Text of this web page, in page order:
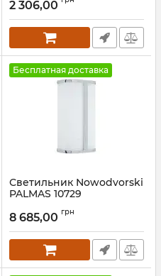
2 306,00
Бесплатная доставка
Светильник Nowodvorski
PALMAS 10729
8 685,00 грн